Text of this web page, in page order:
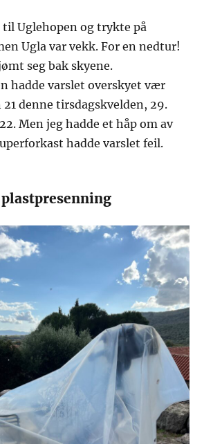
Uglehopen og trykte på
Ugla var vekk. For en nedtur!
seg bak skyene.
hadde varslet overskyet vær
denne tirsdagskvelden, 29.
Men jeg hadde et håp om av
hadde varslet feil.